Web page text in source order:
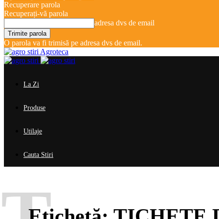
Recuperare parola
Recuperați-vă parola
adresa dvs de email
O parola va fi trimisă pe adresa dvs de email.
Agroteca
La Zi
Produse
Utilaje
Cauta Stiri